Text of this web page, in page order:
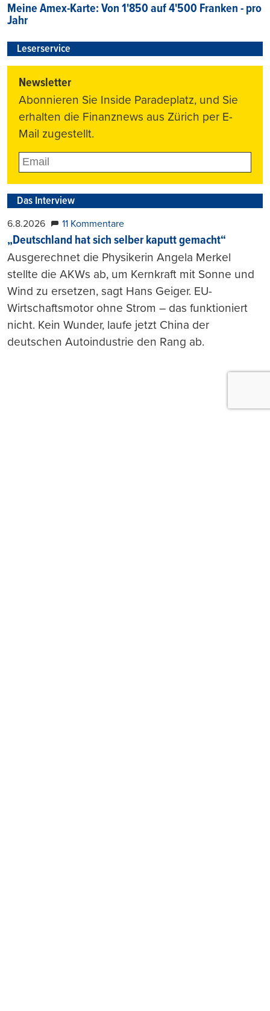
Meine Amex-Karte: Von 1'850 auf 4'500 Franken - pro
Jahr
Leserservice
Newsletter
Abonnieren Sie Inside Paradeplatz, und Sie
erhalten die Finanznews aus Zürich per E-
Mail zugestellt.
Das Interview
6.8.2026 11 Kommentare
„Deutschland hat sich selber kaputt gemacht“
Ausgerechnet die Physikerin Angela Merkel
stellte die AKWs ab, um Kernkraft mit Sonne und
Wind zu ersetzen, sagt Hans Geiger. EU-
Wirtschaftsmotor ohne Strom – das funktioniert
nicht. Kein Wunder, laufe jetzt China der
deutschen Autoindustrie den Rang ab.